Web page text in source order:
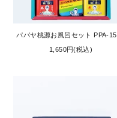
パパヤ桃源お風呂セット PPA-15
1,650円(税込)